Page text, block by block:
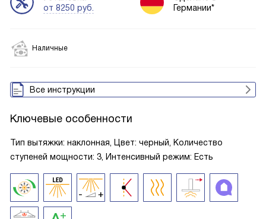
от 8250 руб.
Германии*
Наличные
Все инструкции
Ключевые особенности
Тип вытяжки: наклонная, Цвет: черный, Количество
ступеней мощности: 3, Интенсивный режим: Есть